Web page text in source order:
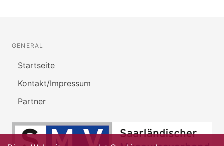
GENERAL
Startseite
Kontakt/Impressum
Partner